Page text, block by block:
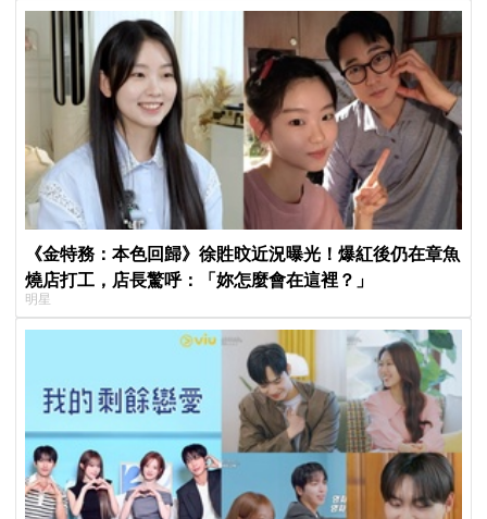
《金特務：本色回歸》徐貹旼近況曝光！爆紅後仍在章魚
燒店打工，店長驚呼：「妳怎麼會在這裡？」
明星